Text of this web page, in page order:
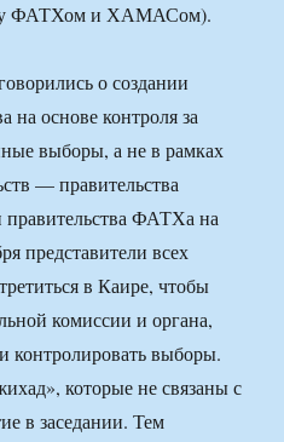
ФАТХом и ХАМАСом).
о создании
на основе контроля за
выборы, а не в рамках
— правительства
ФАТХа на
представители всех
в Каире, чтобы
комиссии и органа,
контролировать выборы.
которые не связаны с
в заседании. Тем